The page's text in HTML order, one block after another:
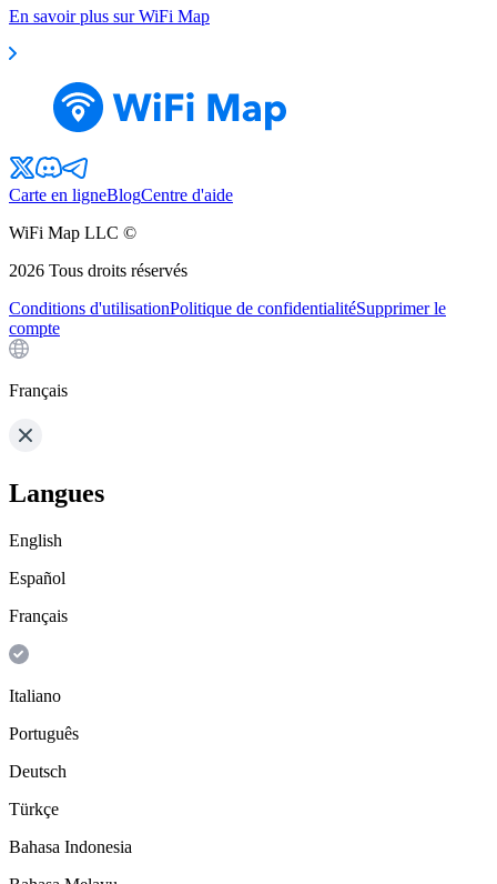
En savoir plus sur WiFi Map
Carte en ligneBlogCentre d'aide
WiFi Map LLC ©
2026 Tous droits réservés
Conditions d'utilisationPolitique de confidentialitéSupprimer le
compte
Français
Langues
English
Español
Français
Italiano
Português
Deutsch
Türkçe
Bahasa Indonesia